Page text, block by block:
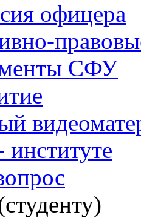
офицера
СФУ
институте